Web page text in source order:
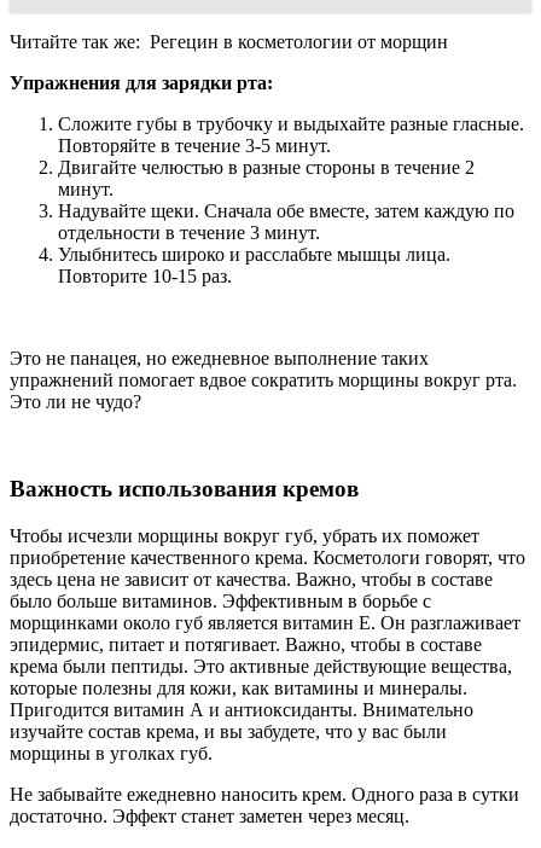
Читайте так же: Регецин в косметологии от морщин
Упражнения для зарядки рта:
Сложите губы в трубочку и выдыхайте разные гласные.
Повторяйте в течение 3-5 минут.
Двигайте челюстью в разные стороны в течение 2
минут.
Надувайте щеки. Сначала обе вместе, затем каждую по
отдельности в течение 3 минут.
Улыбнитесь широко и расслабьте мышцы лица.
Повторите 10-15 раз.
Это не панацея, но ежедневное выполнение таких
упражнений помогает вдвое сократить морщины вокруг рта.
Это ли не чудо?
Важность использования кремов
Чтобы исчезли морщины вокруг губ, убрать их поможет
приобретение качественного крема. Косметологи говорят, что
здесь цена не зависит от качества. Важно, чтобы в составе
было больше витаминов. Эффективным в борьбе с
морщинками около губ является витамин Е. Он разглаживает
эпидермис, питает и потягивает. Важно, чтобы в составе
крема были пептиды. Это активные действующие вещества,
которые полезны для кожи, как витамины и минералы.
Пригодится витамин А и антиоксиданты. Внимательно
изучайте состав крема, и вы забудете, что у вас были
морщины в уголках губ.
Не забывайте ежедневно наносить крем. Одного раза в сутки
достаточно. Эффект станет заметен через месяц.